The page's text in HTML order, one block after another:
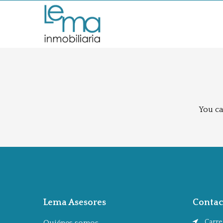
You
Lema Asesores